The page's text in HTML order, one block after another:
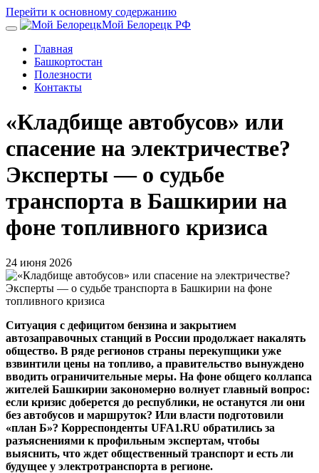
Перейти к основному содержанию
Мой Белорецк РФ
Главная
Башкортостан
Полезности
Контакты
«Кладбище автобусов» или
спасение на электричестве?
Эксперты — о судьбе
транспорта в Башкирии на
фоне топливного кризиса
24 июня 2026
Ситуация с дефицитом бензина и закрытием
автозаправочных станций в России продолжает накалять
общество. В ряде регионов страны перекупщики уже
взвинтили цены на топливо, а правительство вынуждено
вводить ограничительные меры. На фоне общего коллапса
жителей Башкирии закономерно волнует главный вопрос:
если кризис доберется до республики, не останутся ли они
без автобусов и маршруток? Или власти подготовили
«план Б»? Корреспонденты UFA1.RU обратились за
разъяснениями к профильным экспертам, чтобы
выяснить, что ждет общественный транспорт и есть ли
будущее у электротранспорта в регионе.